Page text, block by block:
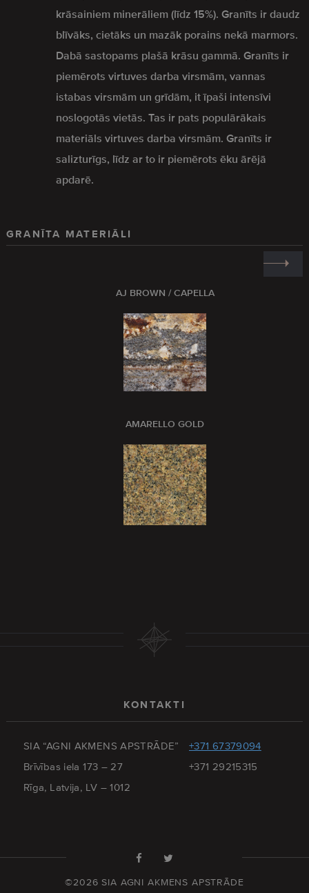
krāsainiem minerāliem (līdz 15%). Granīts ir daudz
blīvāks, cietāks un mazāk porains nekā marmors.
Dabā sastopams plašā krāsu gammā. Granīts ir
piemērots virtuves darba virsmām, vannas
istabas virsmām un grīdām, it īpaši intensīvi
noslogotās vietās. Tas ir pats populārākais
materiāls virtuves darba virsmām. Granīts ir
salizturīgs, līdz ar to ir piemērots ēku ārējā
apdarē.
GRANĪTA MATERIĀLI
AJ BROWN / CAPELLA
AMARELLO GOLD
KONTAKTI
SIA “AGNI AKMENS APSTRĀDE”
Brīvības iela 173 – 27
Rīga, Latvija, LV – 1012
+371 67379094
+371 29215315
©2026 SIA AGNI AKMENS APSTRĀDE